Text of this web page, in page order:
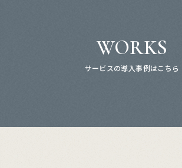
WORKS
サービスの導入事例はこちら